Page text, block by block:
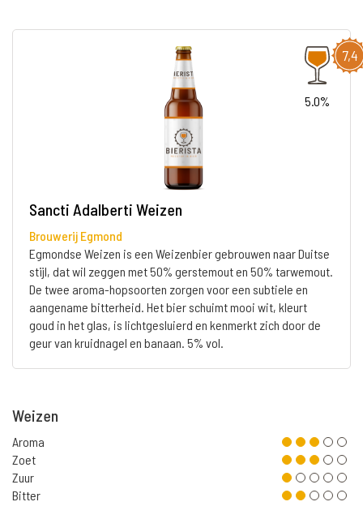
7,4
5.0%
Sancti Adalberti Weizen
Brouwerij Egmond
Egmondse Weizen is een Weizenbier gebrouwen naar Duitse
stijl, dat wil zeggen met 50% gerstemout en 50% tarwemout.
De twee aroma-hopsoorten zorgen voor een subtiele en
aangename bitterheid. Het bier schuimt mooi wit, kleurt
goud in het glas, is lichtgesluierd en kenmerkt zich door de
geur van kruidnagel en banaan. 5% vol.
Weizen
Aroma
Zoet
Zuur
Bitter